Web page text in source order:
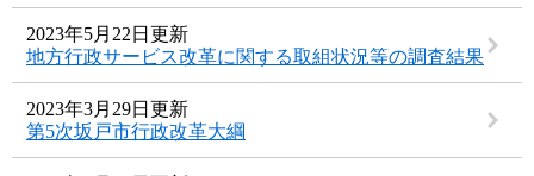
2023年5月22日更新
地方行政サービス改革に関する取組状況等の調査結果
2023年3月29日更新
第5次坂戸市行政改革大綱